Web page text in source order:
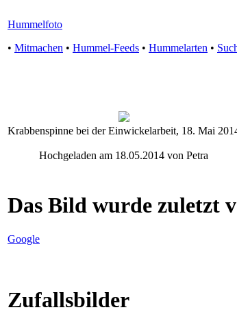
Hummelfoto
• Mitmachen • Hummel-Feeds • Hummelarten •
Krabbenspinne bei der Einwickelarbeit, 18. Mai
Hochgeladen am 18.05.2014 von Petra
Das Bild wurde zuletzt
Google
Zufallsbilder